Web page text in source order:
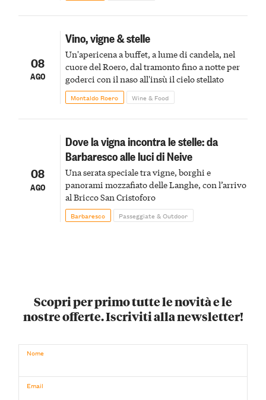
08
AGO
Vino, vigne & stelle
Un'apericena a buffet, a lume di candela, nel
cuore del Roero, dal tramonto fino a notte per
goderci con il naso all'insù il cielo stellato
Montaldo Roero Wine & Food
08
AGO
Dove la vigna incontra le stelle: da
Barbaresco alle luci di Neive
Una serata speciale tra vigne, borghi e
panorami mozzafiato delle Langhe, con l’arrivo
al Bricco San Cristoforo
Barbaresco Passeggiate & Outdoor
Scopri per primo tutte le novità e le
nostre offerte. Iscriviti alla newsletter!
Nome
Email